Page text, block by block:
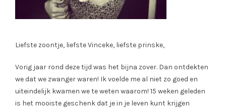
Liefste zoontje, liefste Vinceke, liefste prinske,
Vorig jaar rond deze tijd was het bijna zover. Dan ontdekten
we dat we zwanger waren! Ik voelde me al niet zo goed en
uiteindelijk kwamen we te weten waarom! 15 weken geleden
is het mooiste geschenk dat je in je leven kunt krijgen